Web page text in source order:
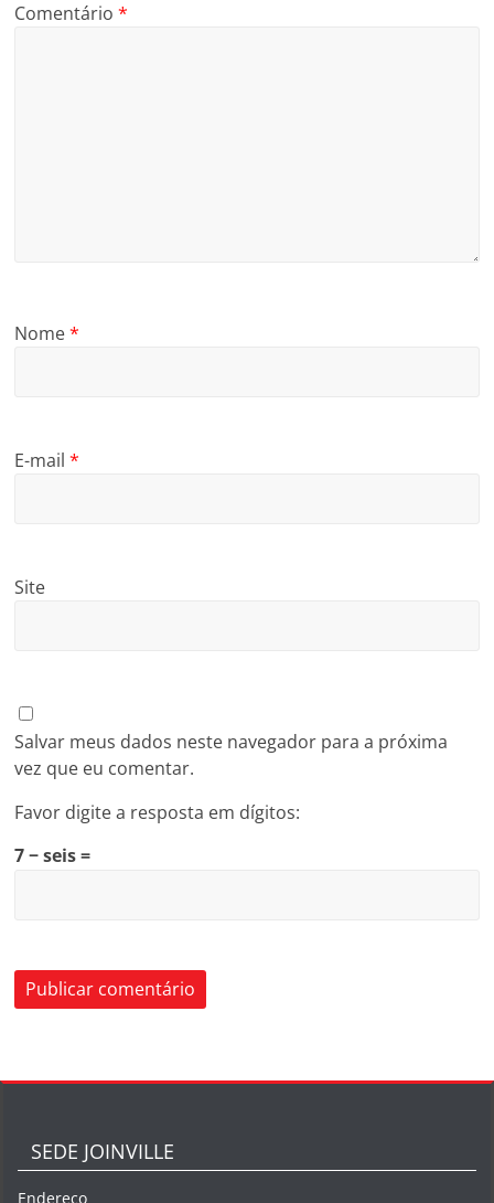
Comentário*
Nome*
E-mail*
Site
Salvar meus dados neste navegador para a próxima
vez que eu comentar.
Favor digite a resposta em dígitos:
7 − seis =
SEDE JOINVILLE
Endereço